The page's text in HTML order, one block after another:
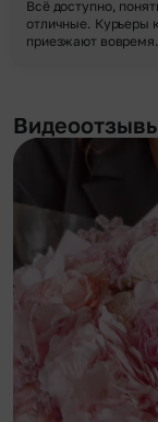
Всё доступно,
отличные. Курьеры
приезжают вовремя.